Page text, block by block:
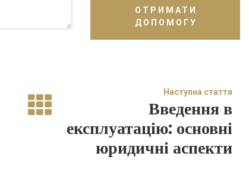
ОТРИМАТИ
ДОПОМОГУ
Наступна стаття
Введення в
експлуатацію: основні
юридичні аспекти